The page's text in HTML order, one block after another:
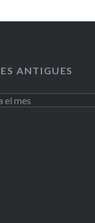
ANTIGUES